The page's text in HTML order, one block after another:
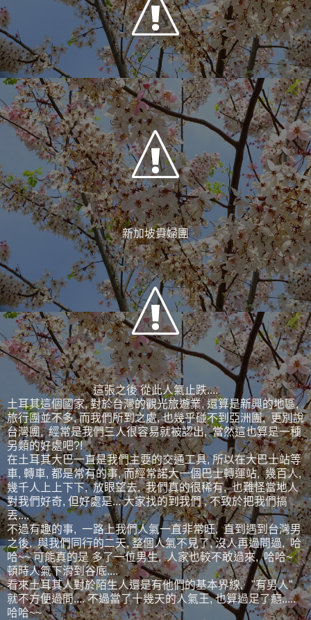
新加坡貴婦團
這張之後 從此人氣止跌....
土耳其這個國家, 對於台灣的觀光旅遊業, 還算是新興的地區,
旅行團並不多, 而我們所到之處, 也幾乎碰不到亞洲團, 更別說
台灣團, 經常是我們三人很容易就被認出, 當然這也算是一種
另類的好處吧?!
在土耳其大巴一直是我們主要的交通工具, 所以在大巴士站等
車, 轉車, 都是常有的事, 而經常諾大一個巴士轉運站, 幾百人,
幾千人上上下下, 放眼望去, 我們真的很稀有, 也難怪當地人
對我們好奇, 但好處是... 大家找的到我們 , 不致於把我們搞
丟....
不過有趣的事, 一路上我們人氣一直非常旺, 直到遇到台灣男
之後, 與我們同行的二天, 整個人氣不見了, 沒人再過問過, 哈
哈~~ 可能真的是 多了一位男生, 人家也較不敢過來, 哈哈~
頓時人氣下滑到谷底....
看來土耳其人對於陌生人還是有他們的基本界線, "有男人"
就不方便過問.... 不過當了十幾天的人氣王, 也算過足了癮.....
哈哈~~